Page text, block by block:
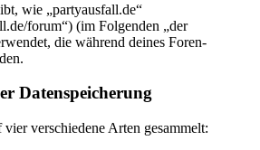
wie „partyausfall.de“
forum“) (im Folgenden „der
die während deines Foren-
Datenspeicherung
verschiedene Arten gesammelt: